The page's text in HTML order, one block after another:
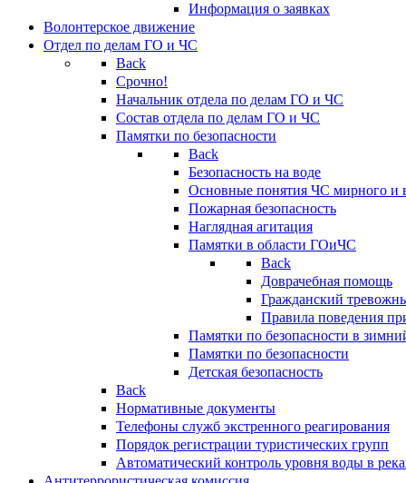
Информация о заявках
Волонтерское движение
Отдел по делам ГО и ЧС
Back
Срочно!
Начальник отдела по делам ГО и ЧС
Состав отдела по делам ГО и ЧС
Памятки по безопасности
Back
Безопасность на воде
Основные понятия ЧС мирного и
Пожарная безопасность
Наглядная агитация
Памятки в области ГОиЧС
Back
Доврачебная помощь
Гражданский
Правила поведения
Памятки по безопасности в
Памятки по безопасности
Детская безопасность
Back
Нормативные документы
Телефоны служб экстренного реагирования
Порядок регистрации туристических групп
Автоматический контроль уровня воды в